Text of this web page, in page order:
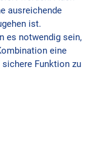
ausreichende
ist.
es notwendig sein,
eine
Funktion zu